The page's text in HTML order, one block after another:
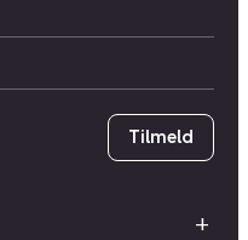
Tilmeld